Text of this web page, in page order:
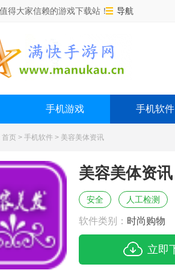
得大家信赖的游戏下载站！ 导航
手机游戏 手机软件
首页 > 手机软件 > 美容美体资讯
美容美体资讯
安全 人工检测
软件类别： 时尚购物
立即